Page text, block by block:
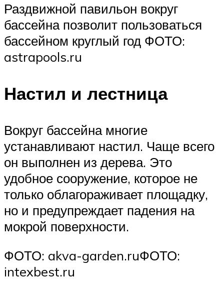
Раздвижной павильон вокруг
бассейна позволит пользоваться
бассейном круглый год ФОТО:
astrapools.ru
Настил и лестница
Вокруг бассейна многие
устанавливают настил. Чаще всего
он выполнен из дерева. Это
удобное сооружение, которое не
только облагораживает площадку,
но и предупреждает падения на
мокрой поверхности.
ФОТО: akva-garden.ruФОТО:
intexbest.ru